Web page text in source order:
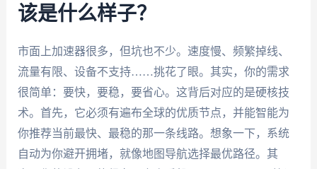
该是什么样子？
市面上加速器很多，但坑也不少。速度慢、频繁掉线、
流量有限、设备不支持……挑花了眼。其实，你的需求
很简单：要快，要稳，要省心。这背后对应的是硬核技
术。首先，它必须有遍布全球的优质节点，并能智能为
你推荐当前最快、最稳的那一条线路。想象一下，系统
自动为你避开拥堵，就像地图导航选择最优路径。其